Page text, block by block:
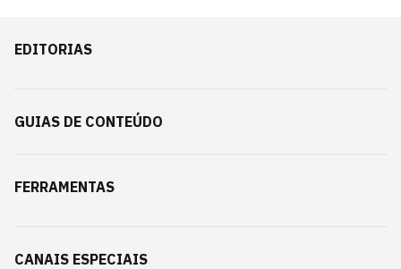
EDITORIAS
GUIAS DE CONTEÚDO
FERRAMENTAS
CANAIS ESPECIAIS